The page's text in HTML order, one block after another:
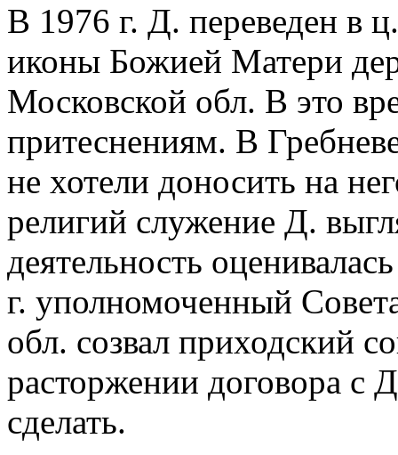
В 1976 г. Д. переведен в
иконы Божией Матери
Московской обл. В это
притеснениям. В
не хотели доносить на
религий служение Д.
деятельность
г. уполномоченный
обл. созвал приходский
расторжении договора с
сделать.